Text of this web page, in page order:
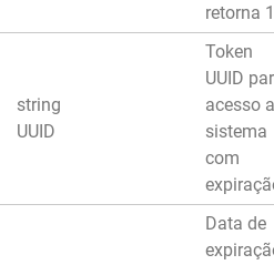
retorna
string
UUID
Token
UUID
acesso
sistema
com
Data de